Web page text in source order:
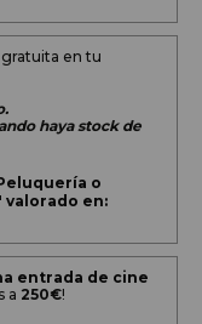
en tu
haya stock de
o
valorado en:
entrada de cine
a 250€!